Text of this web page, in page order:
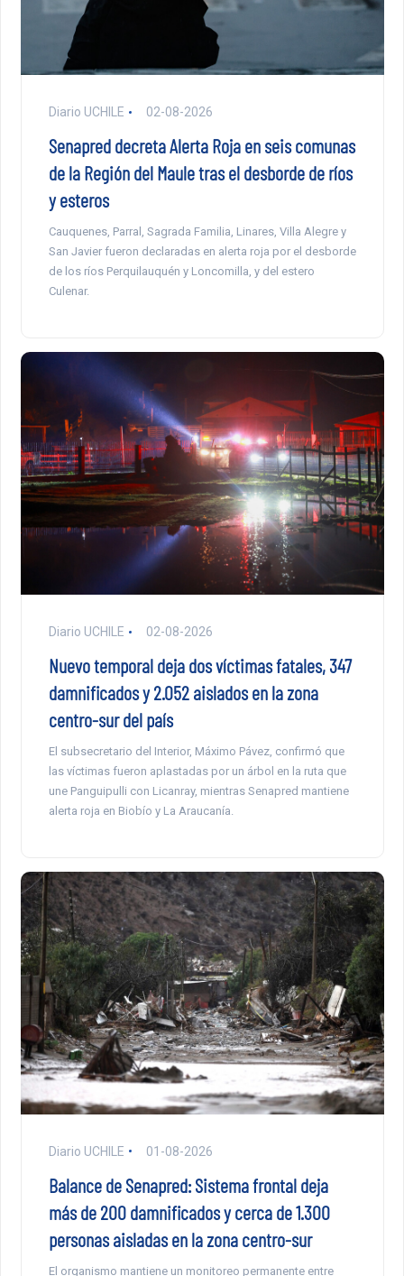
Diario UCHILE 02-08-2026
Senapred decreta Alerta Roja en seis comunas
de la Región del Maule tras el desborde de ríos
y esteros
Cauquenes, Parral, Sagrada Familia, Linares, Villa Alegre y
San Javier fueron declaradas en alerta roja por el desborde
de los ríos Perquilauquén y Loncomilla, y del estero
Culenar.
Diario UCHILE 02-08-2026
Nuevo temporal deja dos víctimas fatales, 347
damnificados y 2.052 aislados en la zona
centro-sur del país
El subsecretario del Interior, Máximo Pávez, confirmó que
las víctimas fueron aplastadas por un árbol en la ruta que
une Panguipulli con Licanray, mientras Senapred mantiene
alerta roja en Biobío y La Araucanía.
Diario UCHILE 01-08-2026
Balance de Senapred: Sistema frontal deja
más de 200 damnificados y cerca de 1.300
personas aisladas en la zona centro-sur
El organismo mantiene un monitoreo permanente entre